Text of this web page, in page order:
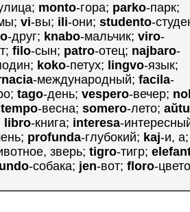
monto-гора; parko-парк;
vi-вы; ili-они; studento-
-друг; knabo-мальчик; viro-
filo-сын; patro-отец; najbaro-
koko-петух; lingvo-язык;
-международный; facila-
tago-день; vespero-вечер;
-весна; somero-лето;
libro-книга; interesa-
profunda-глубокий; kaj-и,
зверь; tigro-тигр;
-собака; jen-вот; floro-